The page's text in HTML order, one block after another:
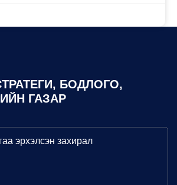
БОДЛОГО,
ГАЗАР
эрхэлсэн захирал